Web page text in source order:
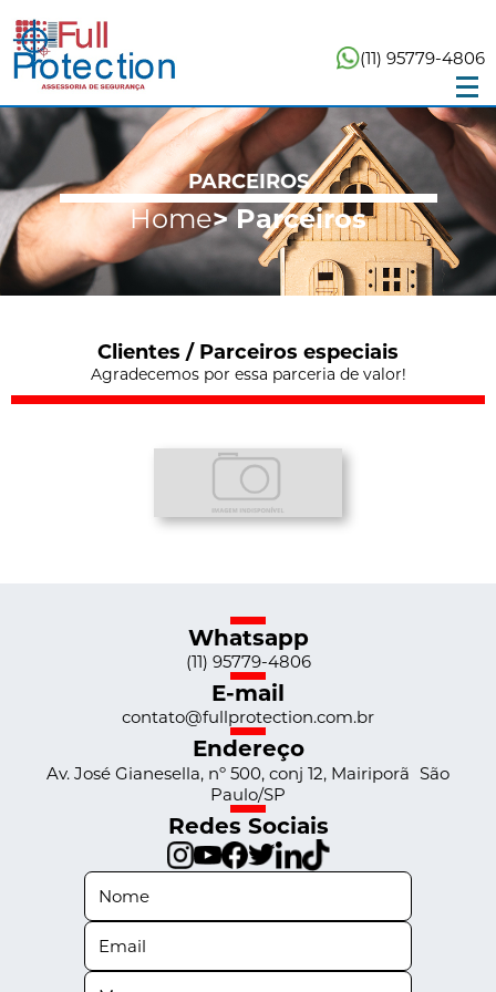
(11) 95779-4806
PARCEIROS
Home> Parceiros
Clientes / Parceiros especiais
Agradecemos por essa parceria de valor!
Whatsapp
(11) 95779-4806
E-mail
contato@fullprotection.com.br
Endereço
Av. José Gianesella, nº 500, conj 12, Mairiporã São
Paulo/SP
Redes Sociais